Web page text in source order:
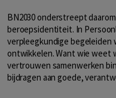
BN2030 onderstreept
beroepsidentiteit. In
verpleegkundige
ontwikkelen. Want wie weet
vertrouwen samenwerken
bijdragen aan goede,